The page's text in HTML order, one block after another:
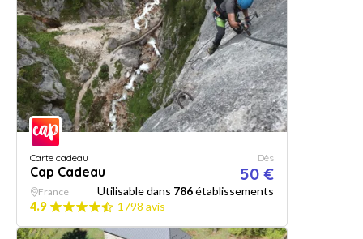
Carte cadeau
Cap Cadeau
Dès
50 €
France Utilisable dans 786établissements
4.9
1798 avis